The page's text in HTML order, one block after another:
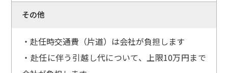
その他
・赴任時交通費（片道）は会社が負担します
・赴任に伴う引越し代について、上限10万円まで